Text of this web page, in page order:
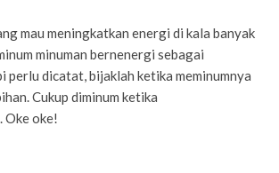
mau meningkatkan energi di kala banyak
minuman bernenergi sebagai
perlu dicatat, bijaklah ketika meminumnya
Cukup diminum ketika
Oke oke!